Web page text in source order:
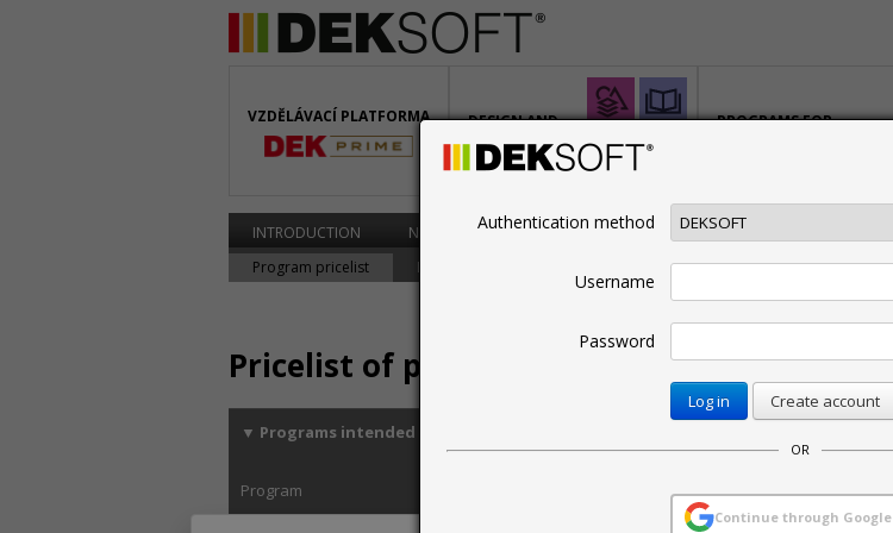
Authentication method
Username
Password
Create account
OR
Continue through Google
VZDĚLÁVACÍ PLATFORMA
DESIGN AND
BIM
PROGRAMS FOR
INTRODUCTION NEWS PROGRAMS PRICELIST BIM
Program pricelist
License extension
Pricelist of programs and packages
▼ Programs intended for international use.
Program Description